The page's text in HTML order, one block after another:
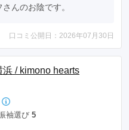
んのお陰です。
口コミ公開日：2026年07月30日
/ kimono hearts
袖選び 5